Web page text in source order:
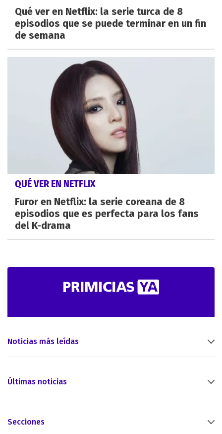
Qué ver en Netflix: la serie turca de 8
episodios que se puede terminar en un fin
de semana
QUÉ VER EN NETFLIX
Furor en Netflix: la serie coreana de 8
episodios que es perfecta para los fans
del K-drama
Noticias más leídas
Últimas noticias
Secciones